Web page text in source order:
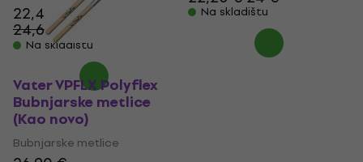
22,40 €
24,60 €
Na skladištu
Na skladištu
Vater VPFLX Polyflex
Bubnjarske metlice
(Kao novo)
Bubnjarske metlice